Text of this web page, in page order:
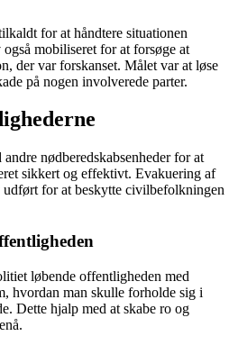
for at håndtere situationen
mobiliseret for at forsøge at
der var forskanset. Målet var at løse
på nogen involverede parter.
nødberedskabsenheder for at
sikkert og effektivt. Evakuering af
for at beskytte civilbefolkningen
løbende offentligheden med
hvordan man skulle forholde sig i
Dette hjalp med at skabe ro og